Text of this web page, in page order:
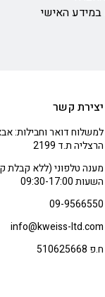
במידע האישי
יצירת קשר
הרצליה ת.ד 2199
מענה טלפוני (ללא קבלת
השעות 09:30-17:00
09-9566550
info@kweiss-ltd.com
ח.פ 510625668